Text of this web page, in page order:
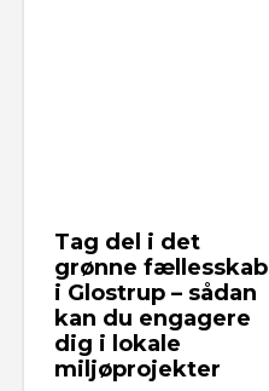
Tag del i det
grønne fællesskab
i Glostrup – sådan
kan du engagere
dig i lokale
miljøprojekter